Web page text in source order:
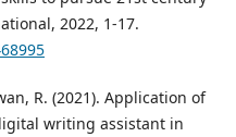
2022, 1-17.
R. (2021). Application of
writing assistant in